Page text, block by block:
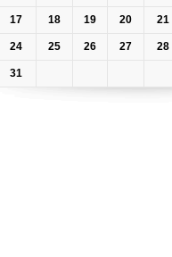
17 18 19 20 21
24 25 26 27 28
31